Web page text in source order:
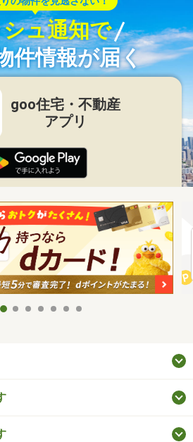
ュ通知で
件情報が届く
goo住宅・不動産
アプリ